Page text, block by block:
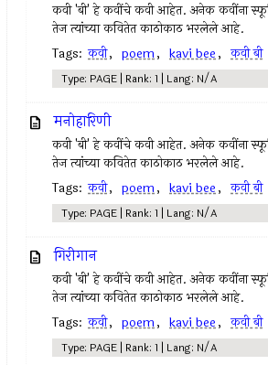
कवी 'बी' हे कवींचे कवी आहेत. अनेक कवींना
तेज त्यांच्या कवितेत काठोकाठ भरलेले आहे.
Tags: कवी, poem, kavi bee, कवी बी
Type: PAGE | Rank: 1 | Lang: N/A
मनोहारिणी
कवी 'बी' हे कवींचे कवी आहेत. अनेक कवींना
तेज त्यांच्या कवितेत काठोकाठ भरलेले आहे.
Tags: कवी, poem, kavi bee, कवी बी
Type: PAGE | Rank: 1 | Lang: N/A
गिरीगान
कवी 'बी' हे कवींचे कवी आहेत. अनेक कवींना
तेज त्यांच्या कवितेत काठोकाठ भरलेले आहे.
Tags: कवी, poem, kavi bee, कवी बी
Type: PAGE | Rank: 1 | Lang: N/A